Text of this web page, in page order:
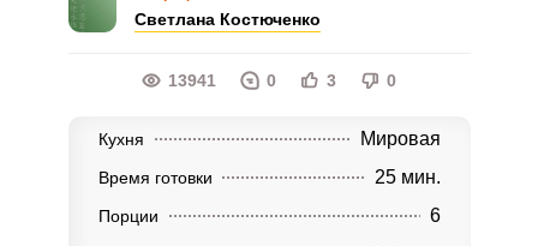
Светлана Костюченко
13941 0 3 0
Кухня Мировая
Время готовки 25 мин.
Порции 6